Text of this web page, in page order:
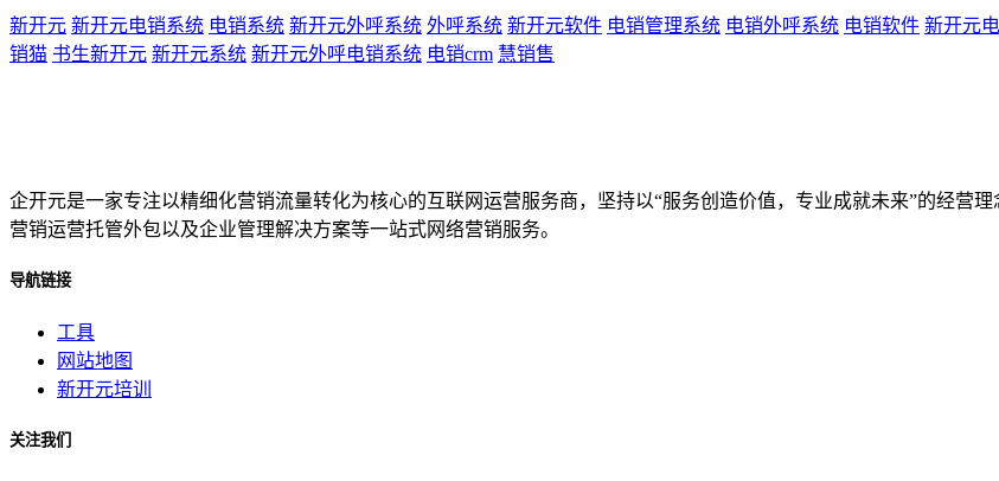
新开元 新开元电销系统 电销系统 新开元外呼系统 外呼系统 新开元软件 电销管理系统 电销外呼系统 电销软件 新开元
销猫 书生新开元 新开元系统 新开元外呼电销系统 电销crm 慧销售
企开元是一家专注以精细化营销流量转化为核心的互联网运营服务商，坚持以“服务创造价值，专业成就未来”的经营
营销运营托管外包以及企业管理解决方案等一站式网络营销服务。
导航链接
工具
网站地图
新开元培训
关注我们